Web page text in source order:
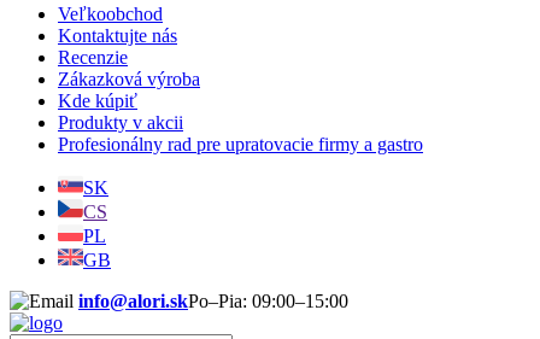
Veľkoobchod
Kontaktujte nás
Recenzie
Zákazková výroba
Kde kúpiť
Produkty v akcii
Profesionálny rad pre upratovacie firmy a gastro
SK
CS
PL
GB
info@alori.skPo–Pia: 09:00–15:00